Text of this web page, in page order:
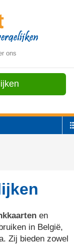
ons
en
in België,
Zij bieden zowel